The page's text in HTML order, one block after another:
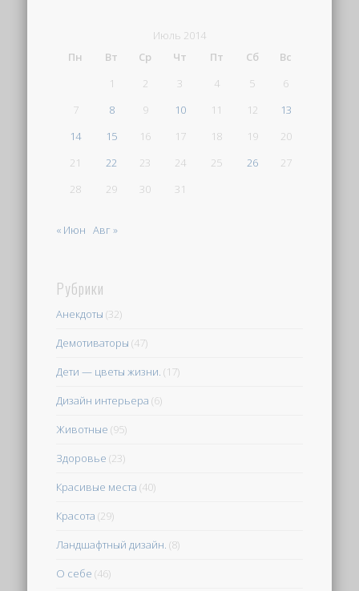
Июль 2014
Пн
Вт Ср Чт Пт Сб
Вс
1
2 3 4 5
6
7
8 9 10 11 12
13
14
15 16 17 18 19
20
21
22 23 24 25 26
27
28
29 30 31
« Июн Авг »
Рубрики
Анекдоты (32)
Демотиваторы (47)
Дети — цветы жизни. (17)
Дизайн интерьера (6)
Животные (95)
Здоровье (23)
Красивые места (40)
Красота (29)
Ландшафтный дизайн. (8)
О себе (46)